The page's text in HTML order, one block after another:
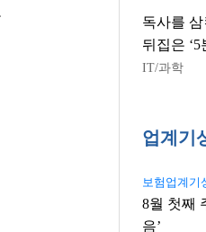
독사를
뒤집은 ‘5
IT/과학
업계기
보험업계기
8월 첫째
음’